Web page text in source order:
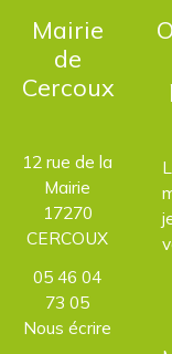
Mairie
de
Cercoux
12 rue de la
Mairie
17270
CERCOUX
05 46 04
73 05
Nous écrire